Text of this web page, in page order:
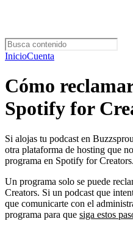
InicioCuenta
Cómo
Spotify for
Si alojas tu podcast en
otra plataforma de hosting que
programa en Spotify for Creators.
Un programa solo se puede
Creators. Si un podcast que
que comunicarte con el
programa para que siga estos